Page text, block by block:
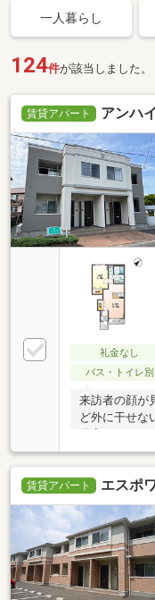
一人暮らし
124件が該当しました。
賃貸アパート アンハ
礼金なし
バス・トイレ別
来訪者の顔が
ど外に干せな
賃貸アパート エスポ